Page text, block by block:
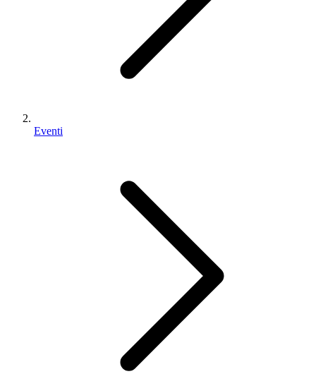
Eventi